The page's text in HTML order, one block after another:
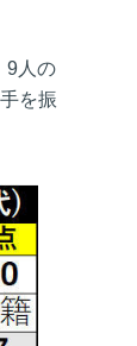
9人の
を振